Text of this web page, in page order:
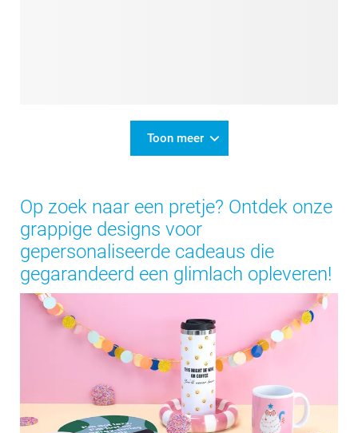
Toon meer
Op zoek naar een pretje? Ontdek onze
grappige designs voor
gepersonaliseerde cadeaus die
gegarandeerd een glimlach opleveren!